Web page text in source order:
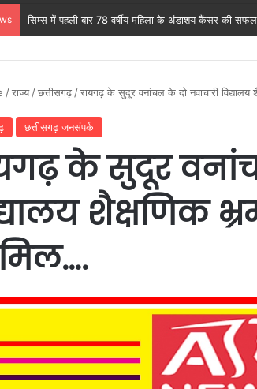
/राज्य /छत्तीसगढ़ /रायगढ़ के सुदूर वनांचल के दो नवाचारी
छत्तीसगढ़ जनसंपर्क
के सुदूर
शैक्षणिक